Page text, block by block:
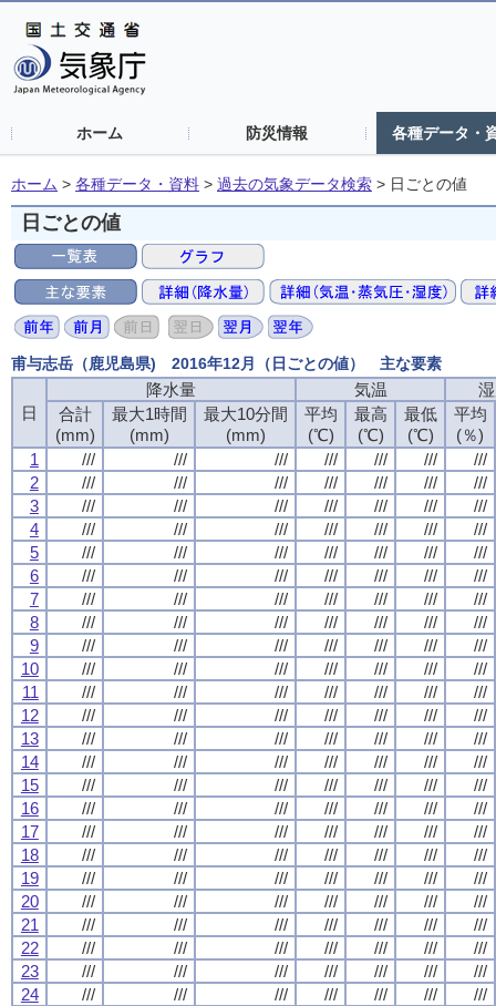
ホーム 防災情報 各種データ・
ホーム > 各種データ・資料 > 過去の気象データ検索 > 日ごとの値
日ごとの値
甫与志岳（鹿児島県) 2016年12月（日ごとの値） 主な要素
日
降水量 気温
合計
(mm)
最大1時間
(mm)
最大10分間
(mm)
平均
(℃)
最高
(℃)
最低
(℃)
平均
(％)
1
/// /// /// /// /// ///
///
2
/// /// /// /// /// ///
///
3
/// /// /// /// /// ///
///
4
/// /// /// /// /// ///
///
5
/// /// /// /// /// ///
///
6
/// /// /// /// /// ///
///
7
/// /// /// /// /// ///
///
8
/// /// /// /// /// ///
///
9
/// /// /// /// /// ///
///
10
/// /// /// /// /// ///
///
11
/// /// /// /// /// ///
///
12
/// /// /// /// /// ///
///
13
/// /// /// /// /// ///
///
14
/// /// /// /// /// ///
///
15
/// /// /// /// /// ///
///
16
/// /// /// /// /// ///
///
17
/// /// /// /// /// ///
///
18
/// /// /// /// /// ///
///
19
/// /// /// /// /// ///
///
20
/// /// /// /// /// ///
///
21
/// /// /// /// /// ///
///
22
/// /// /// /// /// ///
///
23
/// /// /// /// /// ///
///
24
/// /// /// /// /// ///
///